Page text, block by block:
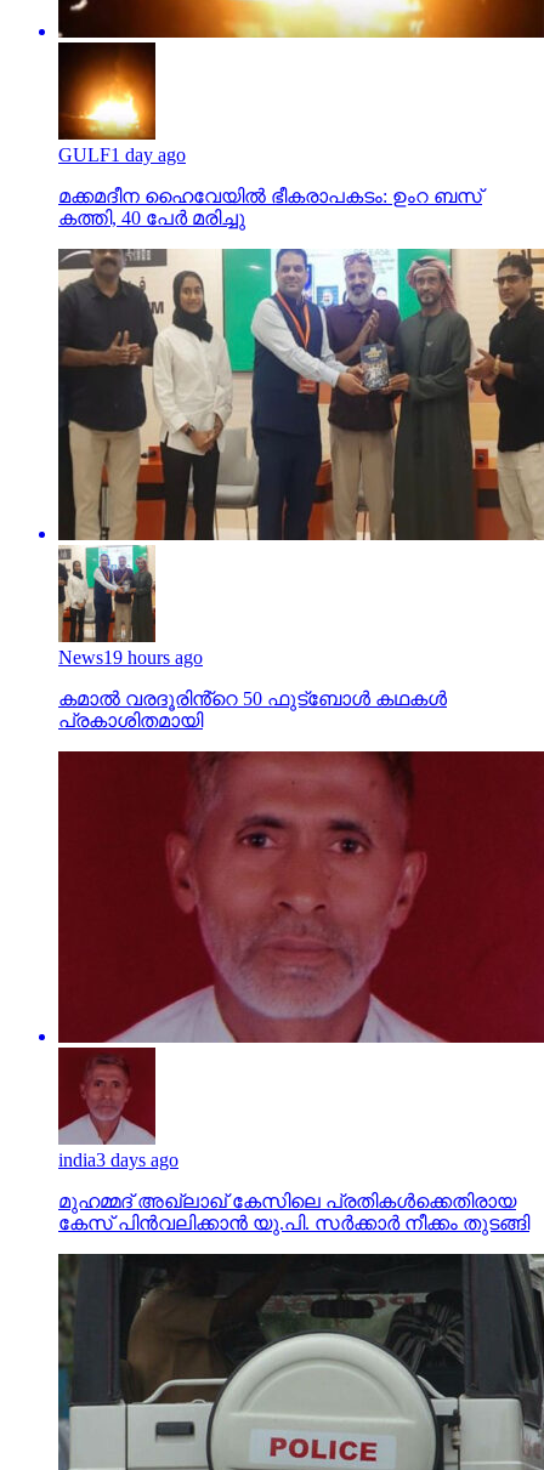
GULF1 day ago
മക്കമദീന ഹൈവേയില്‍ ഭീകരാപകടം: ഉംറ ബസ്
കത്തി, 40 പേര്‍ മരിച്ചു
News19 hours ago
കമാൽ വരദൂരിൻ്റെ 50 ഫുട്ബോൾ കഥകൾ
പ്രകാശിതമായി
india3 days ago
മുഹമ്മദ് അഖ്‌ലാഖ് കേസിലെ പ്രതികള്‍ക്കെതിരായ
കേസ് പിന്‍വലിക്കാന്‍ യു.പി. സര്‍ക്കാര്‍ നീക്കം തുടങ്ങി